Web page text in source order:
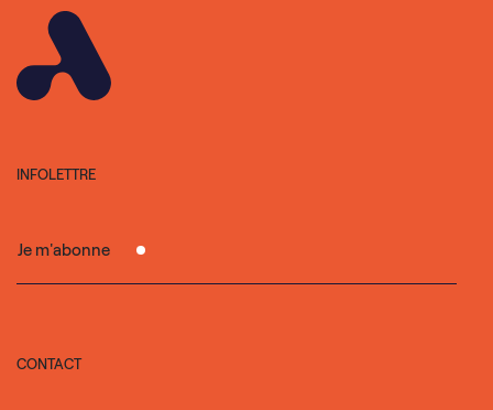
CONTACT
INFOLETTRE
Je m'abonne